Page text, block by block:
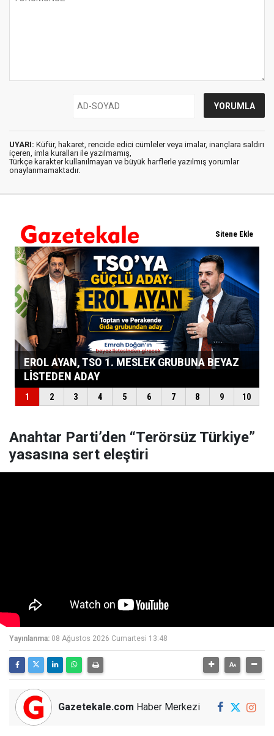
UYARI: Küfür, hakaret, rencide edici cümleler veya imalar, inançlara saldırı
içeren, imla kuralları ile yazılmamış,
Türkçe karakter kullanılmayan ve büyük harflerle yazılmış yorumlar
onaylanmamaktadır.
Anahtar Parti’den “Terörsüz Türkiye”
yasasına sert eleştiri
Yayınlanma: 08 Ağustos 2026 Cumartesi 13:48
Gazetekale.com Haber Merkezi